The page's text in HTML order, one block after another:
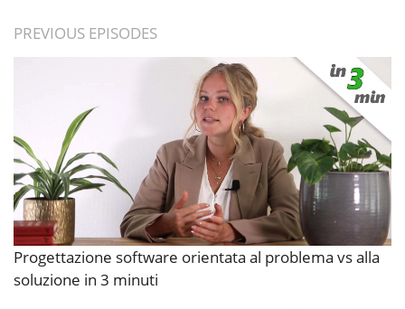
PREVIOUS EPISODES
Progettazione software orientata al problema vs alla
soluzione in 3 minuti